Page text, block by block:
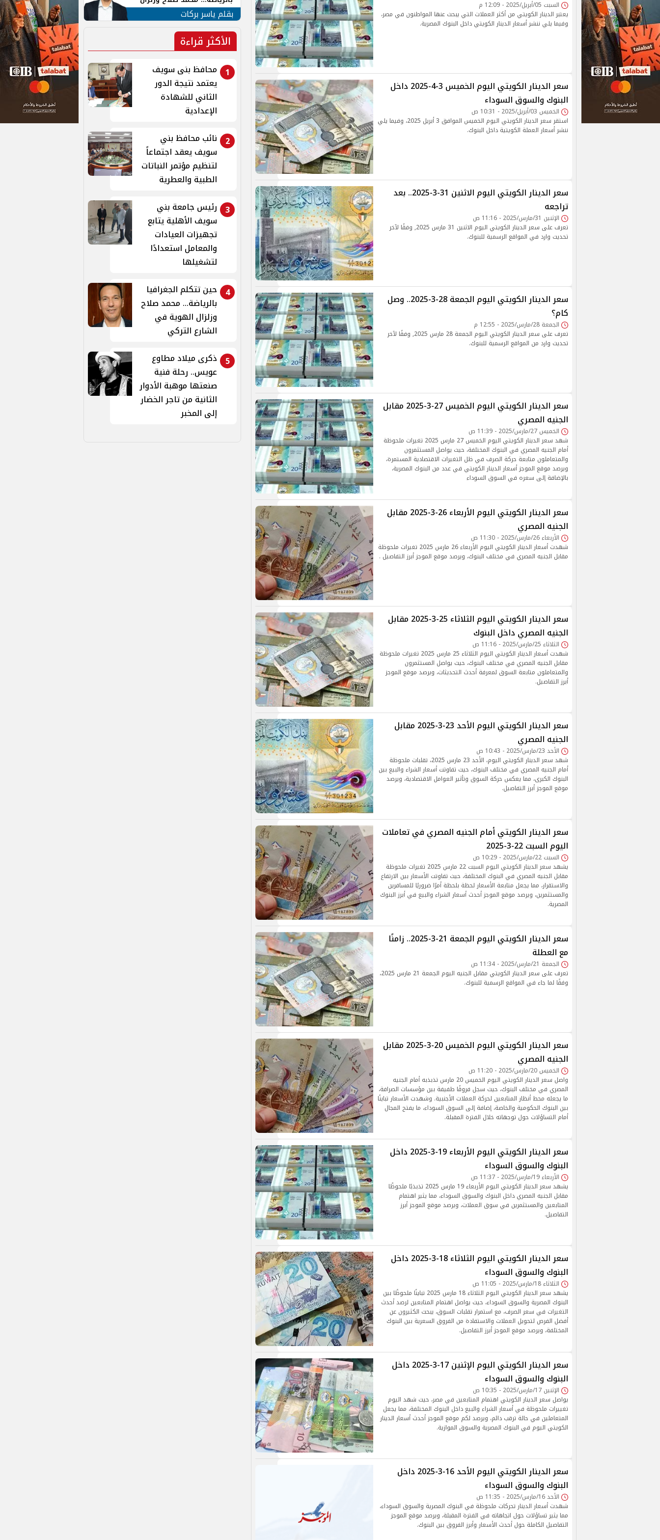
السبت 05/أبريل/2025 - 12:09 م
يعتبر الدينار الكويتي من أكثر العملات التي يبحث عنها المواطنون في مصر،
وفيما يلي ننشر أسعار الدينار الكويتي داخل البنوك المصرية.
سعر الدينار الكويتي اليوم الخميس 3-4-2025 داخل
البنوك والسوق السوداء
الخميس 03/أبريل/2025 - 10:31 ص
استقر سعر الدينار الكويتي اليوم الخميس الموافق 3 أبريل 2025، وفيما يلي
ننشر أسعار العملة الكويتية داخل البنوك.
سعر الدينار الكويتي اليوم الاثنين 31-3-2025.. بعد
تراجعه
الإثنين 31/مارس/2025 - 11:16 ص
تعرف على سعر الدينار الكويتي اليوم الاثنين 31 مارس 2025, وفقًا لآخر
تحديث وارد في المواقع الرسمية للبنوك.
سعر الدينار الكويتي اليوم الجمعة 28-3-2025.. وصل
كام؟
الجمعة 28/مارس/2025 - 12:55 م
تعرف على سعر الدينار الكويتي اليوم الجمعة 28 مارس 2025, وفقًا لآخر
تحديث وارد من المواقع الرسمية للبنوك.
سعر الدينار الكويتي اليوم الخميس 27-3-2025 مقابل
الجنيه المصري
الخميس 27/مارس/2025 - 11:39 ص
شهد سعر الدينار الكويتي اليوم الخميس 27 مارس 2025 تغيرات ملحوظة
أمام الجنيه المصري في البنوك المختلفة، حيث يواصل المستثمرون
والمتعاملون متابعة حركة الصرف في ظل التغيرات الاقتصادية المستمرة،
ويرصد موقع الموجز أسعار الدينار الكويتي في عدد من البنوك المصرية،
بالإضافة إلى سعره في السوق السوداء
سعر الدينار الكويتي اليوم الأربعاء 26-3-2025 مقابل
الجنيه المصري
الأربعاء 26/مارس/2025 - 11:30 ص
شهدت أسعار الدينار الكويتي اليوم الأربعاء 26 مارس 2025 تغيرات ملحوظة
مقابل الجنيه المصري في مختلف البنوك، ويرصد موقع الموجز أبرز التفاصيل .
سعر الدينار الكويتي اليوم الثلاثاء 25-3-2025 مقابل
الجنيه المصري داخل البنوك
الثلاثاء 25/مارس/2025 - 11:16 ص
شهدت أسعار الدينار الكويتي اليوم الثلاثاء 25 مارس 2025 تغيرات ملحوظة
مقابل الجنيه المصري في مختلف البنوك، حيث يواصل المستثمرون
والمتعاملون متابعة السوق لمعرفة أحدث التحديثات، ويرصد موقع الموجز
أبرز التفاصيل.
سعر الدينار الكويتي اليوم الأحد 23-3-2025 مقابل
الجنيه المصري
الأحد 23/مارس/2025 - 10:43 ص
شهد سعر الدينار الكويتي اليوم، الأحد 23 مارس 2025، تقلبات ملحوظة
أمام الجنيه المصري في مختلف البنوك، حيث تفاوتت أسعار الشراء والبيع بين
البنوك الكبرى، مما يعكس حركة السوق وتأثير العوامل الاقتصادية، ويرصد
موقع الموجز أبرز التفاصيل.
سعر الدينار الكويتي أمام الجنيه المصري في تعاملات
اليوم السبت 22-3-2025
السبت 22/مارس/2025 - 10:29 ص
يشهد سعر الدينار الكويتي اليوم السبت 22 مارس 2025 تغيرات ملحوظة
مقابل الجنيه المصري في البنوك المختلفة، حيث تفاوتت الأسعار بين الارتفاع
والاستقرار، مما يجعل متابعة الأسعار لحظة بلحظة أمرًا ضروريًا للمسافرين
والمستثمرين، ويرصد موقع الموجز أحدث أسعار الشراء والبيع في أبرز البنوك
المصرية.
سعر الدينار الكويتي اليوم الجمعة 21-3-2025.. زامنًا
مع العطلة
الجمعة 21/مارس/2025 - 11:34 ص
تعرف على سعر الدينار الكويتي مقابل الجنيه اليوم الجمعة 21 مارس 2025،
وفقًا لما جاء في المواقع الرسمية للبنوك.
سعر الدينار الكويتي اليوم الخميس 20-3-2025 مقابل
الجنيه المصري
الخميس 20/مارس/2025 - 11:20 ص
واصل سعر الدينار الكويتي اليوم الخميس 20 مارس تذبذبه أمام الجنيه
المصري في مختلف البنوك، حيث سجل فروقًا طفيفة بين مؤسسات الصرافة،
ما يجعله محط أنظار المتابعين لحركة العملات الأجنبية. وشهدت الأسعار تباينًا
بين البنوك الحكومية والخاصة، إضافة إلى السوق السوداء، ما يفتح المجال
أمام التساؤلات حول توجهاته خلال الفترة المقبلة.
سعر الدينار الكويتي اليوم الأربعاء 19-3-2025 داخل
البنوك والسوق السوداء
الأربعاء 19/مارس/2025 - 11:37 ص
يشهد سعر الدينار الكويتي اليوم الأربعاء 19 مارس 2025 تذبذبًا ملحوظًا
مقابل الجنيه المصري داخل البنوك والسوق السوداء، مما يثير اهتمام
المتابعين والمستثمرين في سوق العملات، ويرصد موقع الموجز أبرز
التفاصيل.
سعر الدينار الكويتي اليوم الثلاثاء 18-3-2025 داخل
البنوك والسوق السوداء
الثلاثاء 18/مارس/2025 - 11:05 ص
يشهد سعر الدينار الكويتي اليوم الثلاثاء 18 مارس 2025 تباينًا ملحوظًا بين
البنوك المصرية والسوق السوداء، حيث يواصل اهتمام المتابعين لرصد أحدث
التغيرات في سعر الصرف، مع استمرار تقلبات السوق، يبحث الكثيرون عن
أفضل الفرص لتحويل العملات والاستفادة من الفروق السعرية بين البنوك
المختلفة، ويرصد موقع الموجز أبرز التفاصيل.
سعر الدينار الكويتي اليوم الإثنين 17-3-2025 داخل
البنوك والسوق السوداء
الإثنين 17/مارس/2025 - 10:35 ص
يواصل سعر الدينار الكويتي اهتمام المتابعين في مصر، حيث شهد اليوم
تغييرات ملحوظة في أسعار الشراء والبيع داخل البنوك المختلفة، مما يجعل
المتعاملين في حالة ترقب دائم، ويرصد لكم موقع الموجز أحدث أسعار الدينار
الكويتي اليوم في البنوك المصرية والسوق الموازية.
سعر الدينار الكويتي اليوم الأحد 16-3-2025 داخل
البنوك والسوق السوداء
الأحد 16/مارس/2025 - 11:35 ص
شهدت أسعار الدينار تحركات ملحوظة في البنوك المصرية والسوق السوداء،
مما يثير تساؤلات حول اتجاهاته في الفترة المقبلة، ويرصد موقع الموجز
التفاصيل الكاملة حول أحدث الأسعار وأبرز الفروق بين البنوك.
الهوية في الشارع التركي
بقلم ياسر بركات
الأكثر قراءة
1
محافظ بنى سويف
يعتمد نتيجة الدور
الثاني للشهادة
الإعدادية
2
نائب محافظ بني
سويف يعقد اجتماعاً
لتنظيم مؤتمر النباتات
الطبية والعطرية
3 رئيس جامعة بني
سويف الأهلية يتابع
تجهيزات العيادات
والمعامل استعدادًا
لتشغيلها
4
حين تتكلم الجغرافيا
بالرياضة... محمد صلاح
وزلزال الهوية في
الشارع التركي
5
ذكرى ميلاد مطاوع
عويس.. رحلة فنية
صنعتها موهبة الأدوار
الثانية من تاجر الخضار
إلى المخبر